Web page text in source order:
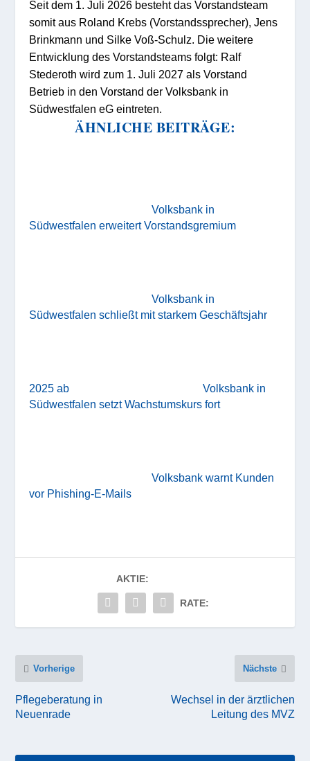
Seit dem 1. Juli 2026 besteht das Vorstandsteam
somit aus Roland Krebs (Vorstandssprecher), Jens
Brinkmann und Silke Voß-Schulz. Die weitere
Entwicklung des Vorstandsteams folgt: Ralf
Stederoth wird zum 1. Juli 2027 als Vorstand
Betrieb in den Vorstand der Volksbank in
Südwestfalen eG eintreten.
ÄHNLICHE BEITRÄGE:
Volksbank in
Südwestfalen erweitert Vorstandsgremium
Volksbank in
Südwestfalen schließt mit starkem Geschäftsjahr
2025 ab
Volksbank in
Südwestfalen setzt Wachstumskurs fort
Volksbank warnt Kunden
vor Phishing-E-Mails
AKTIE:
RATE:
Vorherige
Pflegeberatung in
Neuenrade
Nächste
Wechsel in der ärztlichen
Leitung des MVZ